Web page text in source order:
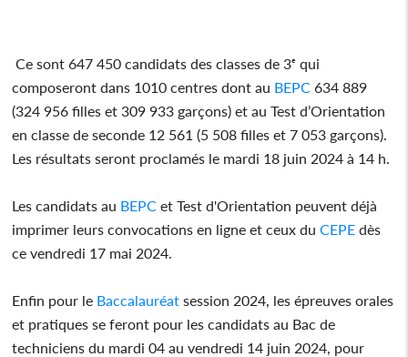
Ce sont 647 450 candidats des classes de 3ᵉ qui
composeront dans 1010 centres dont au BEPC 634 889
(324 956 filles et 309 933 garçons) et au Test d’Orientation
en classe de seconde 12 561 (5 508 filles et 7 053 garçons).
Les résultats seront proclamés le mardi 18 juin 2024 à 14 h.
Les candidats au BEPC et Test d'Orientation peuvent déjà
imprimer leurs convocations en ligne et ceux duCEPE dès
ce vendredi 17 mai 2024.
Enfin pour le Baccalauréat session 2024, les épreuves orales
et pratiques se feront pour les candidats au Bac de
techniciens du mardi 04 au vendredi 14 juin 2024, pour